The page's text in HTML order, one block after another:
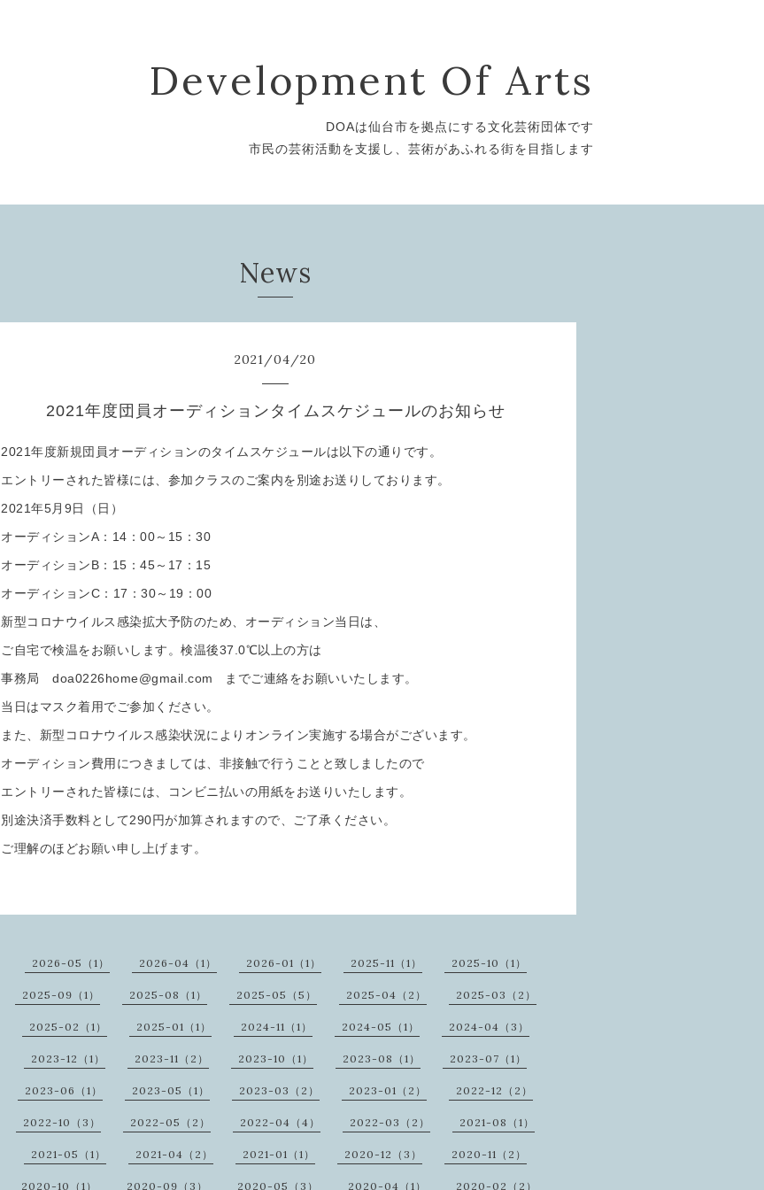
Development Of Arts
DOAは仙台市を拠点にする文化芸術団体です
市民の芸術活動を支援し、芸術があふれる街を目指します
News
2021/04/20
2021年度団員オーディションタイムスケジュールのお知らせ
2021年度新規団員オーディションのタイムスケジュールは以下の通りです。
エントリーされた皆様には、参加クラスのご案内を別途お送りしております。
2021年5月9日（日）
オーディションA：14：00～15：30
オーディションB：15：45～17：15
オーディションC：17：30～19：00
新型コロナウイルス感染拡大予防のため、オーディション当日は、
ご自宅で検温をお願いします。検温後37.0℃以上の方は
事務局 doa0226home@gmail.com までご連絡をお願いいたします。
当日はマスク着用でご参加ください。
また、新型コロナウイルス感染状況によりオンライン実施する場合がございます。
オーディション費用につきましては、非接触で行うことと致しましたので
エントリーされた皆様には、コンビニ払いの用紙をお送りいたします。
別途決済手数料として290円が加算されますので、ご了承ください。
ご理解のほどお願い申し上げます。
2026-05（1） 2026-04（1） 2026-01（1） 2025-11（1） 2025-10（1）
2025-09（1） 2025-08（1） 2025-05（5） 2025-04（2） 2025-03（2）
2025-02（1） 2025-01（1） 2024-11（1） 2024-05（1） 2024-04（3）
2023-12（1） 2023-11（2） 2023-10（1） 2023-08（1） 2023-07（1）
2023-06（1） 2023-05（1） 2023-03（2） 2023-01（2） 2022-12（2）
2022-10（3） 2022-05（2） 2022-04（4） 2022-03（2） 2021-08（1）
2021-05（1） 2021-04（2） 2021-01（1） 2020-12（3） 2020-11（2）
2020-10（1） 2020-09（3） 2020-05（3） 2020-04（1） 2020-02（2）